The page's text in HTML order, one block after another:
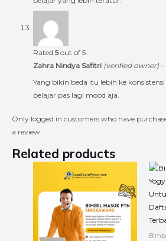
Rated 5out of 5
Zahra Nindya Safitri (verified owner) –
Yang bikin beda itu lebih ke
belajar pas lagi mood aja.
Only logged in customers who have
a review.
Related products
Rp6.720.000
through
Rp18.240.000
has
multiple
variants.
The